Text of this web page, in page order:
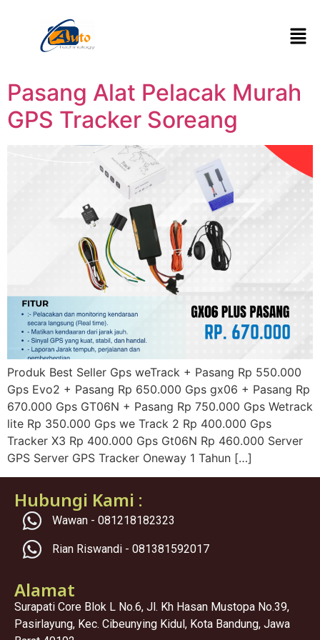
Pasang Alat Pelacak Murah
GPS Tracker Soreang
Produk Best Seller Gps weTrack + Pasang Rp 550.000
Gps Evo2 + Pasang Rp 650.000 Gps gx06 + Pasang Rp
670.000 Gps GT06N + Pasang Rp 750.000 Gps Wetrack
lite Rp 350.000 Gps we Track 2 Rp 400.000 Gps
Tracker X3 Rp 400.000 Gps Gt06N Rp 460.000 Server
GPS Server GPS Tracker Oneway 1 Tahun […]
Hubungi Kami :
Wawan - 081218182323
Rian Riswandi - 081381592017
Alamat
Surapati Core Blok L No.6, Jl. Kh Hasan Mustopa No.39,
Pasirlayung, Kec. Cibeunying Kidul, Kota Bandung, Jawa